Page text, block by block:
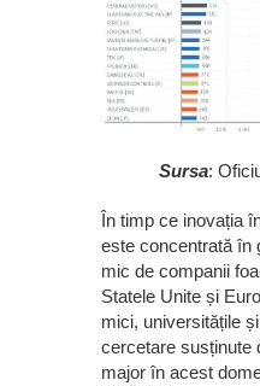
Sursa:
În timp ce inovația
este concentrată în
mic de companii
Statele Unite și
mici, universitățile
cercetare susținute
major în acest